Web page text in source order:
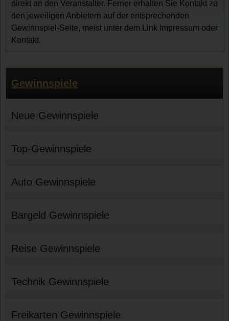
direkt an den Veranstalter. Ferner erhalten Sie Kontakt zu
den jeweiligen Anbietern auf der entsprechenden
Gewinnspiel-Seite, meist unter dem Link Impressum oder
Kontakt.
Gewinnspiele
Neue Gewinnspiele
Top-Gewinnspiele
Auto Gewinnspiele
Bargeld Gewinnspiele
Reise Gewinnspiele
Technik Gewinnspiele
Freikarten Gewinnspiele